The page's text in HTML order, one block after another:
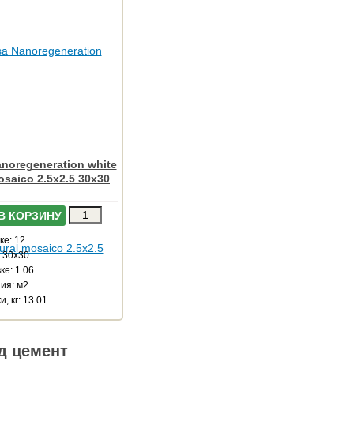
white
2.5x2.5 30x30
КОРЗИНУ
12
30x30
1.06
м2
кг: 13.01
цемент